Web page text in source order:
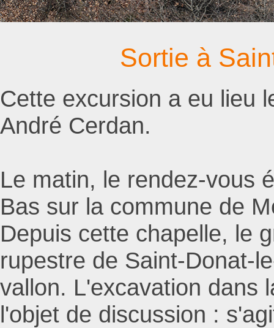
Sortie à
Cette excursion a eu lieu
André Cerdan.
Le matin, le rendez-vous
Bas sur la commune de
Depuis cette chapelle, le
rupestre de Saint-Donat-
vallon. L'excavation dans
l'objet de discussion :